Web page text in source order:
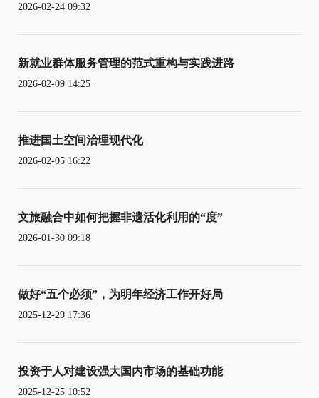
2026-02-24 09:32
新就业群体服务管理的范式重构与实践进路
2026-02-09 14:25
推进国土空间治理现代化
2026-02-05 16:22
文旅融合中如何把握非遗活化利用的“度”
2026-01-30 09:18
做好“五个必须”，为明年经济工作开好局
2025-12-29 17:36
投资于人对建设强大国内市场的基础功能
2025-12-25 10:52